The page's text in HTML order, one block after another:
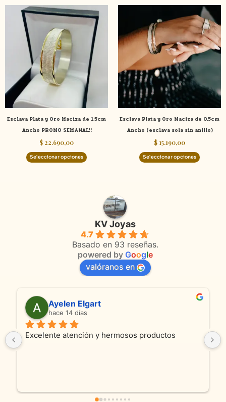
Esclava Plata y Oro Maciza de 1,5cm
Ancho PROMO SEMANAL!!
$ 22.690,00
Seleccionar opciones
Este
producto
tiene
múltiples
variantes.
Las
opciones
se
pueden
elegir
en
la
de
Esclava Plata y Oro Maciza de 0,5cm
Ancho (esclava sola sin anillo)
$ 15.190,00
Seleccionar opciones
Este
tiene
Las
se
pueden
elegir
en
la
de
KV Joyas
4.7
Basado en 93 reseñas.
powered by Google
valóranos en
productos
Son absolutamente espectaculares
productos como atencion. Hoy